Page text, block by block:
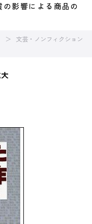
影響による商品の
文芸・ノンフィクション